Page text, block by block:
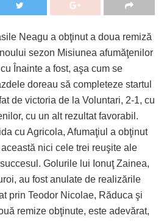
Neagu a obţinut a doua remiză
sezon Misiunea afumăţenilor
Înainte a fost, aşa cum se
doreau să completeze startul
de victoria de la Voluntari, 2-1, cu
cu un alt rezultat favorabil.
cu Agricola, Afumaţiul a obţinut
nici cele trei reuşite ale
Golurile lui Ionuţ Zainea,
au fost anulate de realizările
prin Teodor Nicolae, Răduca şi
remize obţinute, este adevărat,